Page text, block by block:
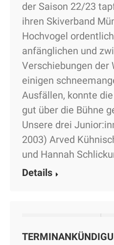
der Saison 22/23
ihren Skiverband
Hochvogel
anfänglichen und
Verschiebungen der
einigen
Ausfällen, konnte
gut über die Bühne
Unsere drei
2003) Arved
und Hannah
Details